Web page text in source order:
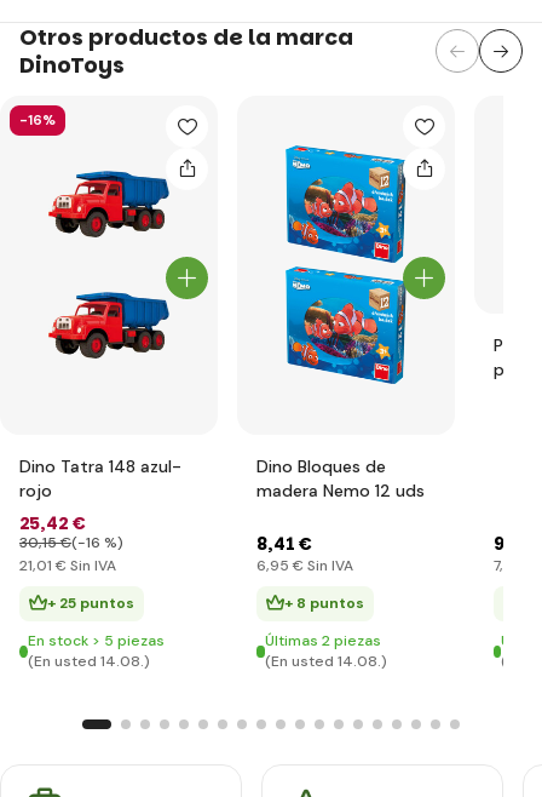
Otros productos de la marca
DinoToys
-16%
Dino Tatra 148 azul-
rojo
25,42 €
30,15 €(-16 %)
21,01 € Sin IVA
+ 25 puntos
En stock > 5 piezas
(En usted 14.08.)
Dino Bloques de
madera Nemo 12 uds
8,41 €
6,95 € Sin IVA
+ 8 puntos
Últimas 2 piezas
(En usted 14.08.)
9
7,72 €
(En